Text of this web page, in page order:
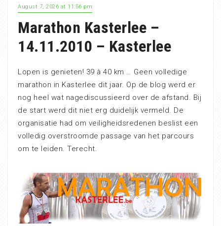
August 7, 2026 at 11:56 pm
Marathon Kasterlee –
14.11.2010 – Kasterlee
Lopen is genieten! 39 à 40 km … Geen volledige
marathon in Kasterlee dit jaar. Op de blog werd er
nog heel wat nagediscussieerd over de afstand. Bij
de start werd dit niet erg duidelijk vermeld. De
organisatie had om veiligheidsredenen beslist een
volledig overstroomde passage van het parcours
om te leiden. Terecht.